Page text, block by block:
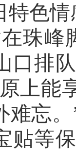
特色
珠峰
口排
上能
难忘
贴等